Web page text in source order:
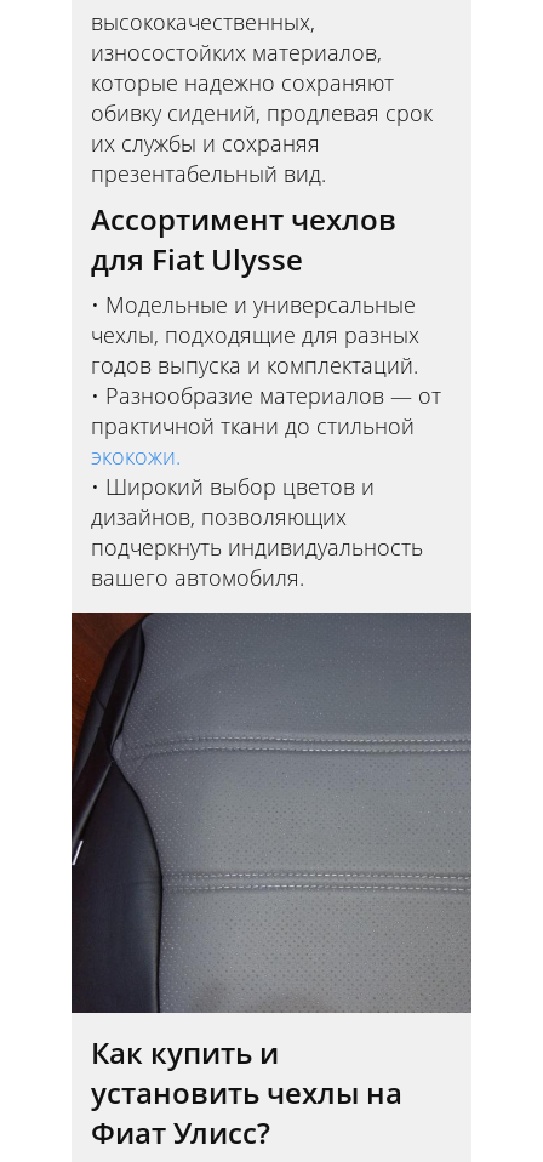
высококачественных,
износостойких материалов,
которые надежно сохраняют
обивку сидений, продлевая срок
их службы и сохраняя
презентабельный вид.
Ассортимент чехлов
для Fiat Ulysse
Модельные и универсальные
чехлы, подходящие для разных
годов выпуска и комплектаций.
Разнообразие материалов — от
практичной ткани до стильной
экокожи.
Широкий выбор цветов и
дизайнов, позволяющих
подчеркнуть индивидуальность
вашего автомобиля.
Как купить и
установить чехлы на
Фиат Улисс?